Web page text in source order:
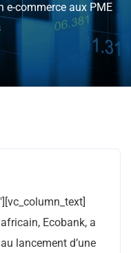
e-commerce aux PME
Ecobank, a
lancement d’une